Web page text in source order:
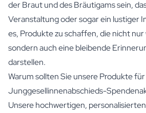
der Braut und des Bräutigams sein,
Veranstaltung oder sogar ein lustiger
es, Produkte zu schaffen, die nicht nur
sondern auch eine bleibende
darstellen.
Warum sollten Sie unsere Produkte
Junggesellinnenabschieds-
Unsere hochwertigen,